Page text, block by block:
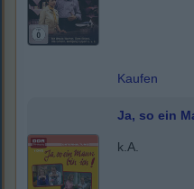
Kaufen
Ja, so ein
k.A.